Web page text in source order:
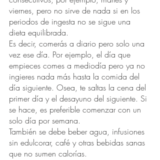
viernes, pero no sirve de nada si en los
periodos de ingesta no se sigue una
dieta equilibrada.
Es decir, comerás a diario pero solo una
vez ese día. Por ejemplo, el día que
empieces comes a mediodía pero ya no
ingieres nada más hasta la comida del
día siguiente. Osea, te saltas la cena del
primer día y el desayuno del siguiente. Si
se hace, es preferible comenzar con un
solo día por semana.
También se debe beber agua, infusiones
sin edulcorar, café y otras bebidas sanas
que no sumen calorías.